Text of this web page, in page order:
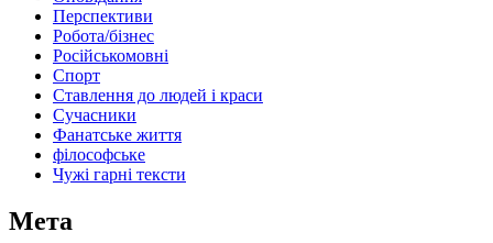
Перспективи
Робота/бізнес
Російськомовні
Спорт
Ставлення до людей і краси
Сучасники
Фанатське життя
філософське
Чужі гарні тексти
Мета